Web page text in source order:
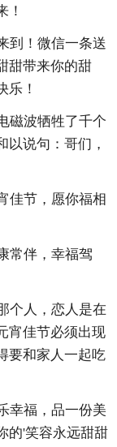
！
到！微信一条送
甜带来你的甜
乐！
磁波牺牲了千个
以说句：哥们，
佳节，愿你福相
常伴，幸福驾
个人，恋人是在
宵佳节必须出现
要和家人一起吃
幸福，品一份美
的'笑容永远甜甜